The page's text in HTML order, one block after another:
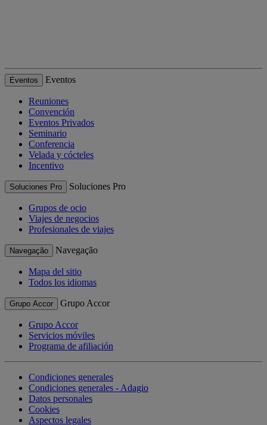
Eventos Eventos
Reuniones
Convención
Eventos Privados
Seminario
Conferencia
Velada y cócteles
Incentivo
Soluciones Pro Soluciones Pro
Grupos de ocio
Viajes de negocios
Profesionales de viajes
Navegação Navegação
Mapa del sitio
Todos los idiomas
Grupo Accor Grupo Accor
Grupo Accor
Servicios móviles
Programa de afiliación
Condiciones generales
Condiciones generales - Adagio
Datos personales
Cookies
Aspectos legales